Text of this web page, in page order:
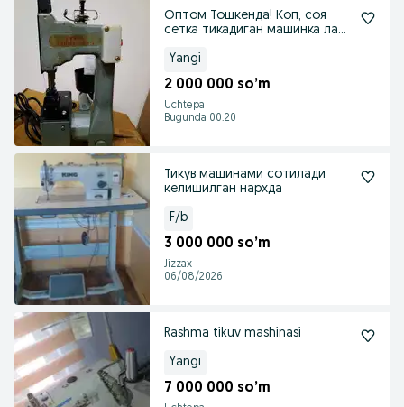
Оптом Тошкенда! Коп, соя
сетка тикадиган машинка лар
Yangi
2 000 000 so’m
Uchtepa
Bugunda 00:20
Тикув машинами сотилади
келишилган нархда
F/b
3 000 000 so’m
Jizzax
06/08/2026
Rashma tikuv mashinasi
Yangi
7 000 000 so’m